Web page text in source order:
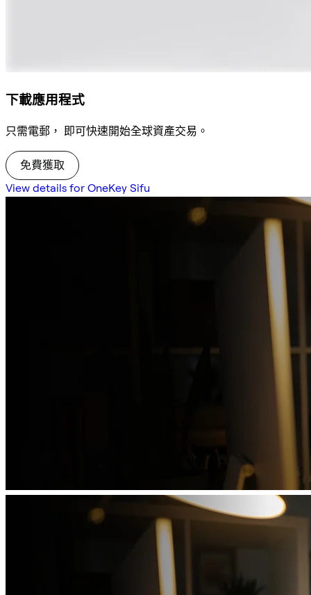
下載應用程式
只需電郵， 即可快速開始全球資產交易。
免費獲取
View details for OneKey Sifu